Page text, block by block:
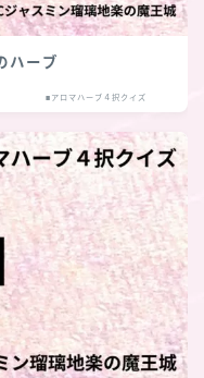
ハーブ
■アロマハーブ４択クイズ